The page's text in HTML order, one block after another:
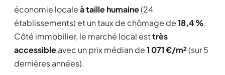
économie localeà taille humaine(24
établissements) et un taux de chômage de18,4 %.
Côté immobilier, le marché local esttrès
accessibleavec un prix médian de1 071 €/m²(sur 5
dernières années).